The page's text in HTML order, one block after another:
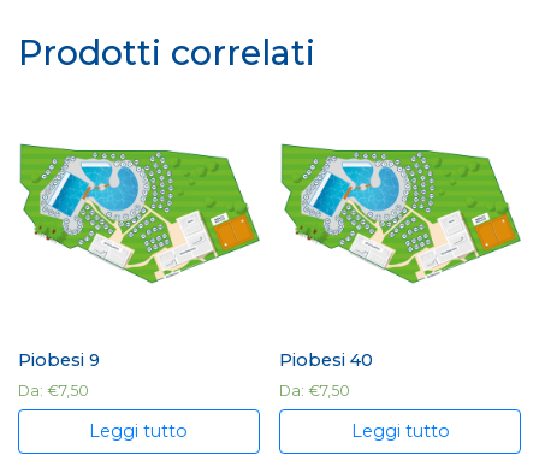
Prodotti correlati
Piobesi 9
Da: €7,50
Leggi tutto
Piobesi 40
Da:€7,50
Leggi tutto